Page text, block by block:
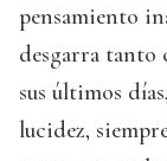
pensamiento
desgarra tanto
sus últimos
lucidez,